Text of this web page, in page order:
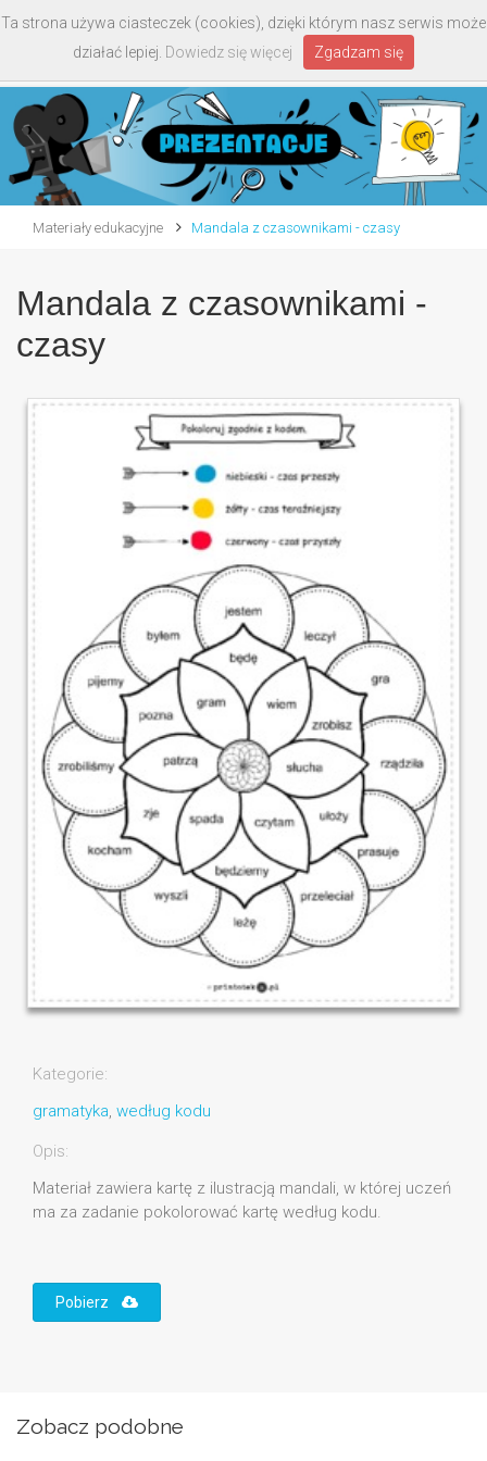
Materiały edukacyjne Mandala z czasownikami - czasy
Mandala z czasownikami -
czasy
Kategorie:
gramatyka, według kodu
Opis:
Materiał zawiera kartę z ilustracją mandali, w której uczeń
ma za zadanie pokolorować kartę według kodu.
Pobierz
Zobacz podobne
Ta strona używa ciasteczek (cookies), dzięki którym nasz serwis może
działać lepiej. Dowiedz się więcej Zgadzam się